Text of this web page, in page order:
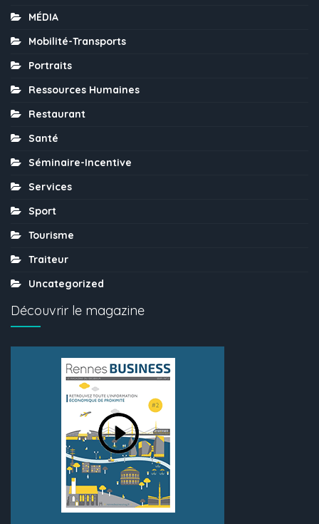
MÉDIA
Mobilité-Transports
Portraits
Ressources Humaines
Restaurant
Santé
Séminaire-Incentive
Services
Sport
Tourisme
Traiteur
Uncategorized
Découvrir le magazine